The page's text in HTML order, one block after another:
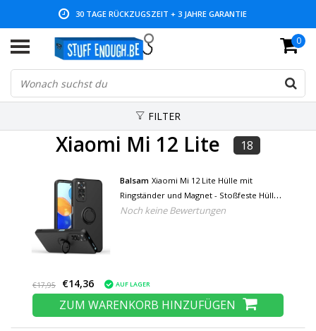
30 TAGE RÜCKZUGSZEIT + 3 JAHRE GARANTIE
NIEDRIGE PREISE UND GROSSE AUSWAHL 0
FILTER
Xiaomi Mi 12 Lite 18
Balsam Xiaomi Mi 12 Lite Hülle mit
Ringständer und Magnet - Stoßfeste Hülle
Schwarz
Noch keine Bewertungen
€17,95 €14,36 AUF LAGER
ZUM WARENKORB HINZUFÜGEN